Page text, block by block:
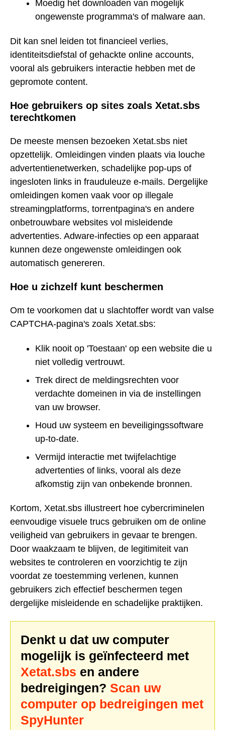
Moedig het downloaden van mogelijk
ongewenste programma's of malware aan.
Dit kan snel leiden tot financieel verlies,
identiteitsdiefstal of gehackte online accounts,
vooral als gebruikers interactie hebben met de
gepromote content.
Hoe gebruikers op sites zoals Xetat.sbs
terechtkomen
De meeste mensen bezoeken Xetat.sbs niet
opzettelijk. Omleidingen vinden plaats via louche
advertentienetwerken, schadelijke pop-ups of
ingesloten links in frauduleuze e-mails. Dergelijke
omleidingen komen vaak voor op illegale
streamingplatforms, torrentpagina's en andere
onbetrouwbare websites vol misleidende
advertenties. Adware-infecties op een apparaat
kunnen deze ongewenste omleidingen ook
automatisch genereren.
Hoe u zichzelf kunt beschermen
Om te voorkomen dat u slachtoffer wordt van valse
CAPTCHA-pagina's zoals Xetat.sbs:
Klik nooit op 'Toestaan' op een website die u
niet volledig vertrouwt.
Trek direct de meldingsrechten voor
verdachte domeinen in via de instellingen
van uw browser.
Houd uw systeem en beveiligingssoftware
up-to-date.
Vermijd interactie met twijfelachtige
advertenties of links, vooral als deze
afkomstig zijn van onbekende bronnen.
Kortom, Xetat.sbs illustreert hoe cybercriminelen
eenvoudige visuele trucs gebruiken om de online
veiligheid van gebruikers in gevaar te brengen.
Door waakzaam te blijven, de legitimiteit van
websites te controleren en voorzichtig te zijn
voordat ze toestemming verlenen, kunnen
gebruikers zich effectief beschermen tegen
dergelijke misleidende en schadelijke praktijken.
Denkt u dat uw computer
mogelijk is geïnfecteerd met
Xetat.sbs en andere
bedreigingen? Scan uw
computer op bedreigingen met
SpyHunter